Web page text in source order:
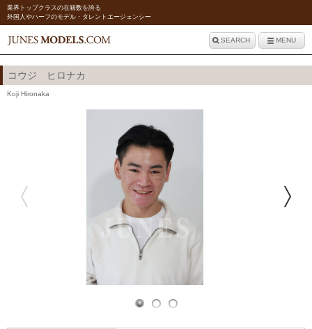
業界トップクラスの在籍数を誇る
外国人やハーフのモデル・タレントエージェンシー
SEARCH MENU
コウジ ヒロナカ
Koji Hironaka